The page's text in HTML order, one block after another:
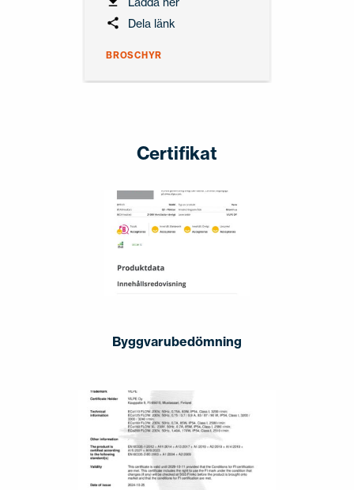
Dela länk
BROSCHYR
Certifikat
Byggvarubedömning